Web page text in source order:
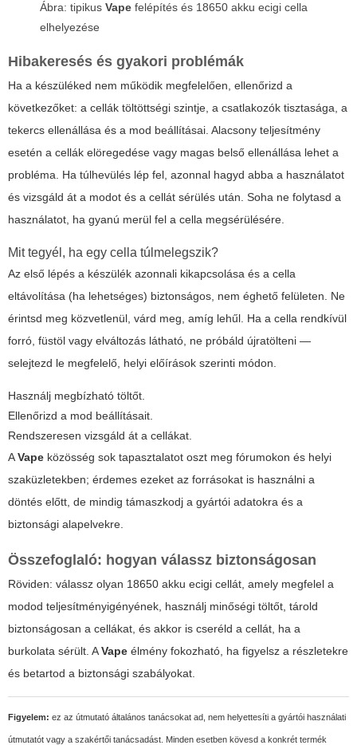
Ábra: tipikus Vape felépítés és 18650 akku ecigi cella
elhelyezése
Hibakeresés és gyakori problémák
Ha a készüléked nem működik megfelelően, ellenőrizd a
következőket: a cellák töltöttségi szintje, a csatlakozók tisztasága, a
tekercs ellenállása és a mod beállításai. Alacsony teljesítmény
esetén a cellák elöregedése vagy magas belső ellenállása lehet a
probléma. Ha túlhevülés lép fel, azonnal hagyd abba a használatot
és vizsgáld át a modot és a cellát sérülés után. Soha ne folytasd a
használatot, ha gyanú merül fel a cella megsérülésére.
Mit tegyél, ha egy cella túlmelegszik?
Az első lépés a készülék azonnali kikapcsolása és a cella
eltávolítása (ha lehetséges) biztonságos, nem éghető felületen. Ne
érintsd meg közvetlenül, várd meg, amíg lehűl. Ha a cella rendkívül
forró, füstöl vagy elváltozás látható, ne próbáld újratölteni —
selejtezd le megfelelő, helyi előírások szerinti módon.
Használj megbízható töltőt.
Ellenőrizd a mod beállításait.
Rendszeresen vizsgáld át a cellákat.
AVape közösség sok tapasztalatot oszt meg fórumokon és helyi
szaküzletekben; érdemes ezeket az forrásokat is használni a
döntés előtt, de mindig támaszkodj a gyártói adatokra és a
biztonsági alapelvekre.
Összefoglaló: hogyan válassz biztonságosan
Röviden: válassz olyan 18650 akku ecigi cellát, amely megfelel a
modod teljesítményigényének, használj minőségi töltőt, tárold
biztonságosan a cellákat, és akkor is cseréld a cellát, ha a
burkolata sérült. AVape élmény fokozható, ha figyelsz a részletekre
és betartod a biztonsági szabályokat.
Figyelem: ez az útmutató általános tanácsokat ad, nem helyettesíti a gyártói használati
útmutatót vagy a szakértői tanácsadást. Minden esetben kövesd a konkrét termék